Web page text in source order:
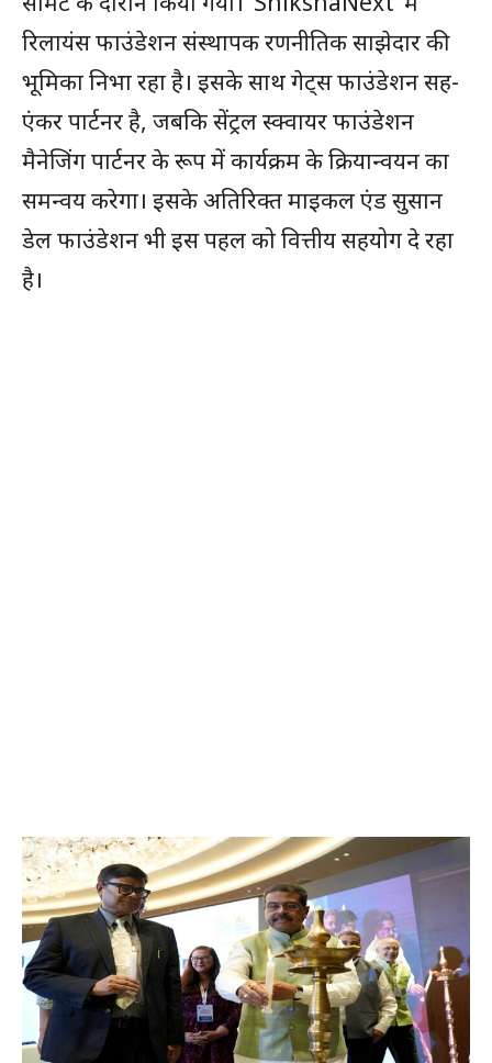
रिलायंस फाउंडेशन संस्थापक रणनीतिक साझेदार की
भूमिका निभा रहा है। इसके साथ गेट्स फाउंडेशन सह-
एंकर पार्टनर है, जबकि सेंट्रल स्क्वायर फाउंडेशन
मैनेजिंग पार्टनर के रूप में कार्यक्रम के क्रियान्वयन का
समन्वय करेगा। इसके अतिरिक्त माइकल एंड सुसान
डेल फाउंडेशन भी इस पहल को वित्तीय सहयोग दे रहा
है।